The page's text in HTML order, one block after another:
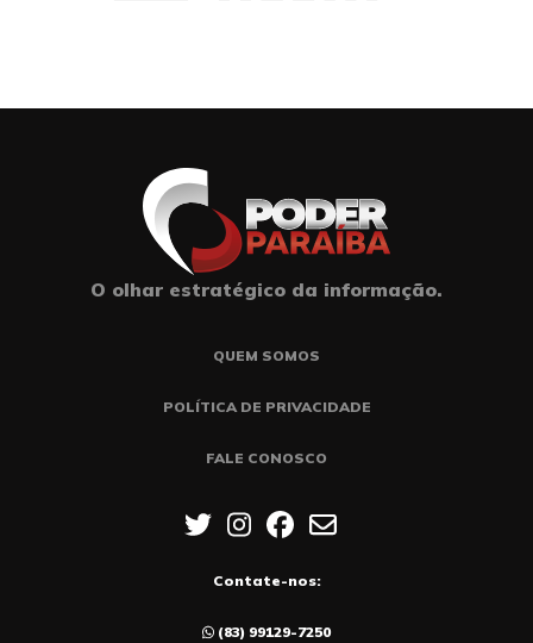
O olhar estratégico da informação.
QUEM SOMOS
POLÍTICA DE PRIVACIDADE
FALE CONOSCO
Contate-nos:
(83) 99129-7250